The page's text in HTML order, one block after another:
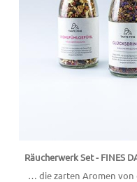
Räucherwerk Set - FINES
… die zarten Aromen von